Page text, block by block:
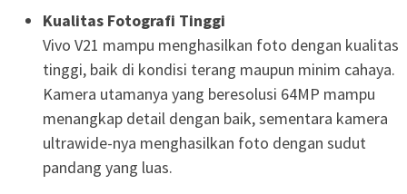
Kualitas Fotografi Tinggi
Vivo V21 mampu menghasilkan foto dengan kualitas
tinggi, baik di kondisi terang maupun minim cahaya.
Kamera utamanya yang beresolusi 64MP mampu
menangkap detail dengan baik, sementara kamera
ultrawide-nya menghasilkan foto dengan sudut
pandang yang luas.